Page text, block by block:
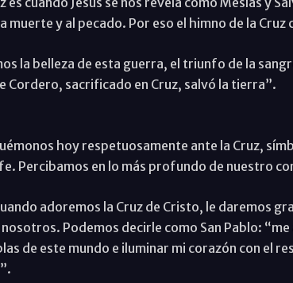
muerte y al pecado. Por eso el himno de la Cruz
la belleza de esta guerra, el triunfo de la
Cordero, sacrificado en Cruz, salvó la tierra”.
hoy respetuosamente ante la Cruz,
Percibamos en lo más profundo de nuestro
adoremos la Cruz de Cristo, le daremos
Podemos decirle como San Pablo:
de este mundo e iluminar mi corazón con el